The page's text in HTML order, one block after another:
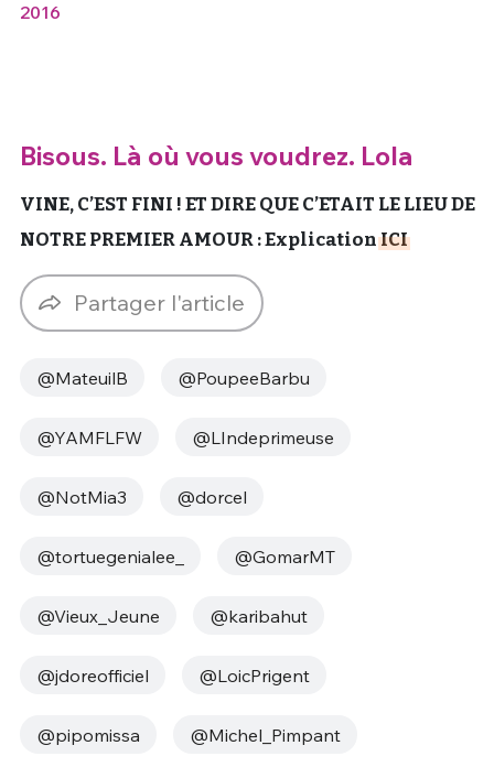
2016
Bisous. Là où vous voudrez. Lola
VINE, C’EST FINI ! ET DIRE QUE C’ETAIT LE LIEU DE
NOTRE PREMIER AMOUR : ExplicationICI
Partager l'article
@MateuilB @PoupeeBarbu
@YAMFLFW @LIndeprimeuse
@NotMia3 @dorcel
@tortuegenialee_ @GomarMT
@Vieux_Jeune @karibahut
@jdoreofficiel @LoicPrigent
@pipomissa @Michel_Pimpant